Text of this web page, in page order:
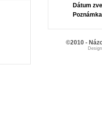
Dátum
©2010 -